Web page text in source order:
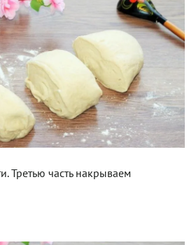
Третью часть накрываем